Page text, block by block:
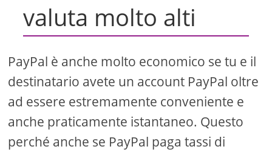
valuta molto alti
PayPal è anche molto economico se tu e il
destinatario avete un account PayPal oltre
ad essere estremamente conveniente e
anche praticamente istantaneo. Questo
perché anche se PayPal paga tassi di